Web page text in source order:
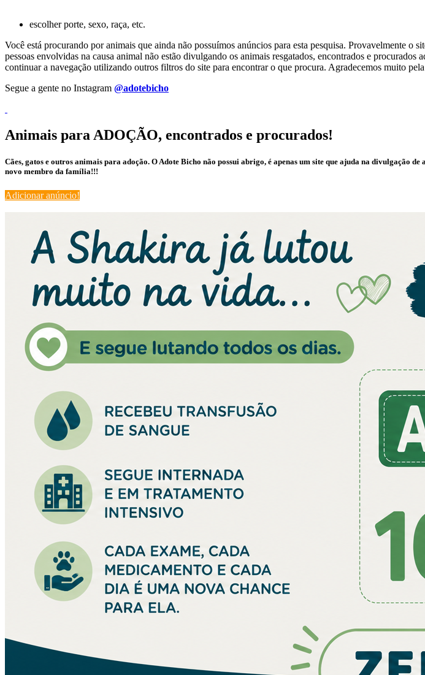
escolher porte, sexo, raça, etc.
Você está procurando por animais que ainda não possuímos anúncios para esta pesquisa. Provavelmente
pessoas envolvidas na causa animal não estão divulgando os animais resgatados, encontrados e
continuar a navegação utilizando outros filtros do site para encontrar o que procura. Agradecemos muito
Segue a gente no Instagram @adotebicho
Animais para ADOÇÃO, encontrados e procurados!
Cães, gatos e outros animais para adoção. O Adote Bicho não possui abrigo, é apenas um site que ajuda na divulgação
novo membro da família!!!
Adicionar anúncio!